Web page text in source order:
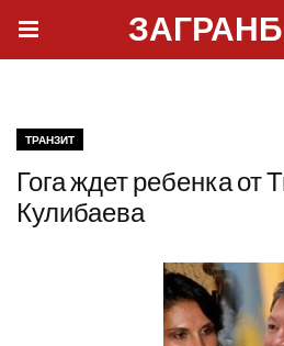
ТРАНЗИТ
Гога ждет ребенка от
Кулибаева